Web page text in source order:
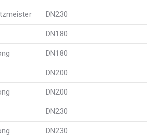
DN230
DN180
DN180
DN200
DN200
DN230
DN230